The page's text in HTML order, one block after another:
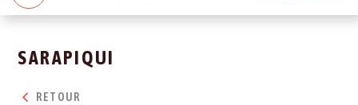
SARAPIQUI
RETOUR